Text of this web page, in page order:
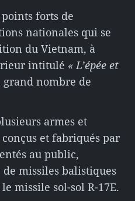
points forts de
nationales qui se
du Vietnam, à
intitulé « L’épée et
nombre de
armes et
et fabriqués par
au public,
missiles balistiques
missile sol-sol R-17E.